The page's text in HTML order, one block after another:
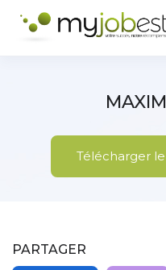
Télécharger le
PARTAGER